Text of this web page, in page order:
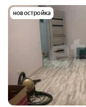
новостройка